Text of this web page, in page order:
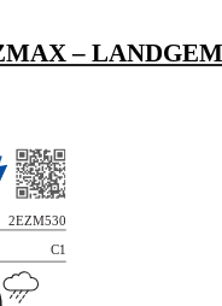
–